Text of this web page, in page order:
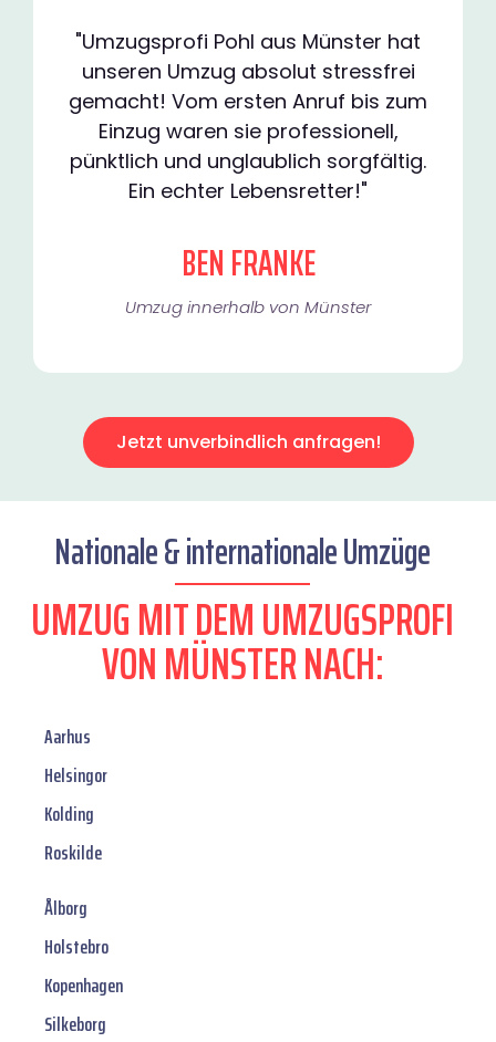
"Umzugsprofi Pohl aus Münster hat
unseren Umzug absolut stressfrei
gemacht! Vom ersten Anruf bis zum
Einzug waren sie professionell,
pünktlich und unglaublich sorgfältig.
Ein echter Lebensretter!"
BEN FRANKE
Umzug innerhalb von Münster​
Jetzt unverbindlich anfragen!
Nationale & internationale Umzüge
UMZUG MIT DEM UMZUGSPROFI
VON MÜNSTER NACH:
Aarhus
Helsingor
Kolding
Roskilde
Ålborg
Holstebro
Kopenhagen
Silkeborg